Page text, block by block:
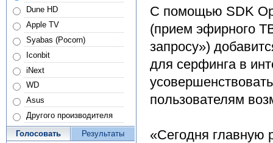
С помощью SDK
(прием эфирного
запросу»)
для серфинга в
пользователям
«Сегодня главную
Dune HD
Apple TV
Syabas (Pocorn)
Iconbit
iNext
WD
Asus
Другого производителя
Голосовать Результаты